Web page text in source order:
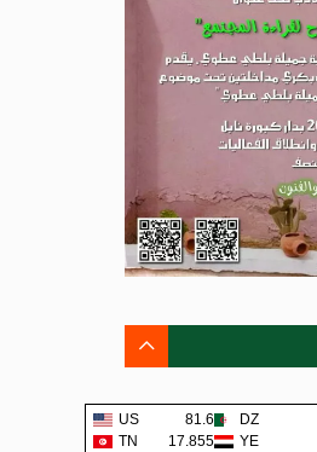
US 81.6K DZ
TN
17.855K YE